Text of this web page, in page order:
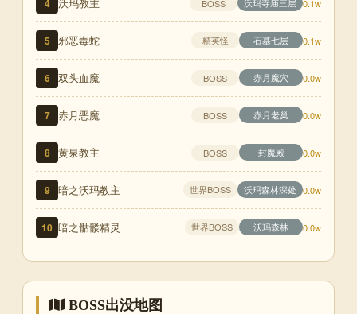
4 BOSS 沃玛寺庙三层 0.1w
5 邪恶毒蛇 精英怪 石墓七层 0.1w
6 双头血魔 BOSS 赤月魔穴 0.0w
7 赤月恶魔 BOSS 赤月老巢 0.0w
8 黄泉教主 BOSS 封魔殿 0.0w
9 暗之沃玛教主 世界BOSS 沃玛森林深处 0.0w
10 暗之骷髅精灵 世界BOSS 沃玛森林 0.0w
BOSS出没地图